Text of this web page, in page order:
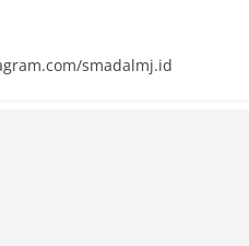
smadalmj.id